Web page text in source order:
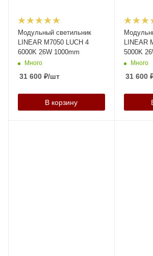
Модульный светильник
LINEAR M7050 LUCH 4
6000K 26W 1000mm
Много
31 600 ₽/шт
В корзину
LINEAR
5000K
Много
31 600